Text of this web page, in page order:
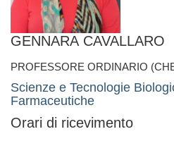
GENNARA CAVALLARO
PROFESSORE ORDINARIO
Scienze e Tecnologie
Farmaceutiche
Orari di ricevimento